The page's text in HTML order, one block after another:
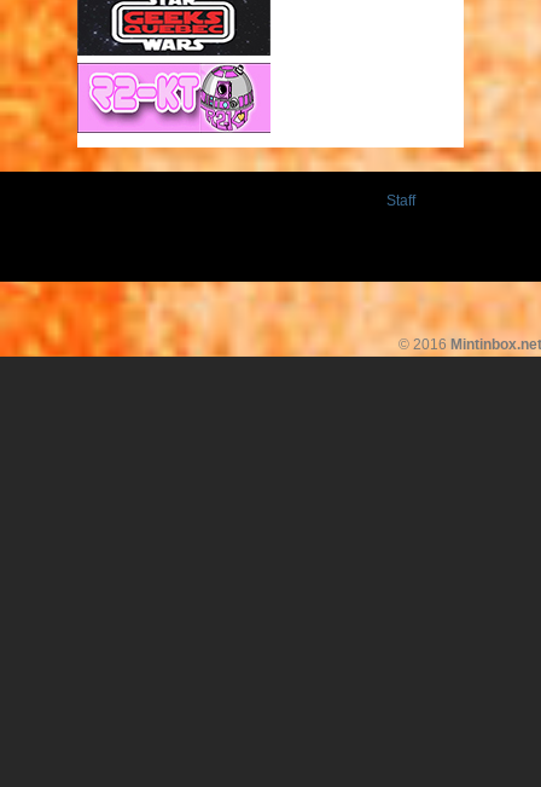
Staff
© 2016 Mintinbox.net